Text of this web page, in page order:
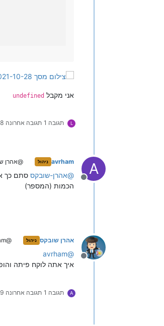
אני מקבל undefined
L תגובה 1 תגובה אחרונה 28
A
מנותק
avrham ניהול @אהרן
@אהרן-שובקס
הכמות (המספר)
מנותק
אהרן שובקס ניהול @avrham
@
avrham
איך אתה לוקח פיתה
A תגובה 1 תגובה אחרונה 29